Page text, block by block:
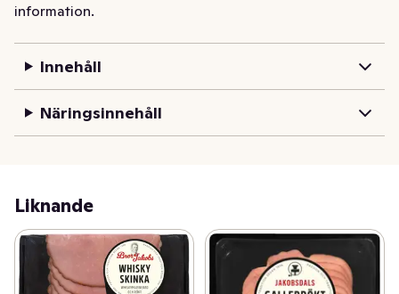
information.
Innehåll
Näringsinnehåll
Liknande